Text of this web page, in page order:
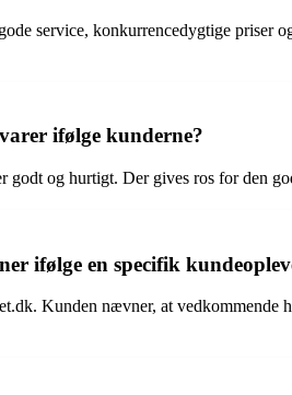
service, konkurrencedygtige
ifølge kunderne?
og hurtigt. Der gives ros for den
ifølge en specifik
Kunden nævner, at